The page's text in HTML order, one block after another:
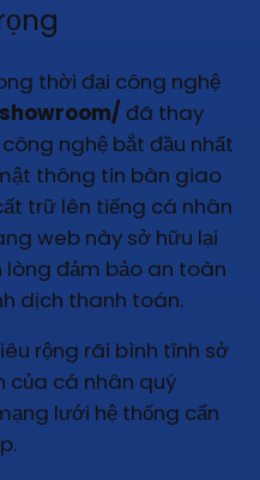
thời đại công nghệ
đã thay
nghệ bắt đầu nhất
thông tin bàn giao
trữ lên tiếng cá nhân
web này sở hữu lại
đảm bảo an toàn
dịch thanh toán.
rộng rãi bình tĩnh sở
của cá nhân quý
lưới hệ thống cẩn